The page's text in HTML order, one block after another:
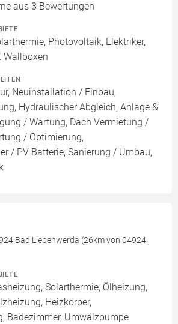
aus 3 Bewertungen
Photovoltaik, Elektriker,
Wallboxen
Neuinstallation / Einbau,
Hydraulischer Abgleich, Anlage &
/ Wartung, Dach Vermietung /
/ Optimierung,
/ PV Batterie, Sanierung / Umbau,
Bad Liebenwerda (26km von 04924
Solarthermie, Ölheizung,
Heizkörper,
Badezimmer, Umwälzpumpe